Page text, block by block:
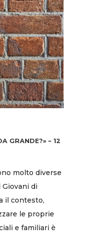
GRANDE?» – 12
molto diverse
di
il contesto,
le proprie
e familiari è